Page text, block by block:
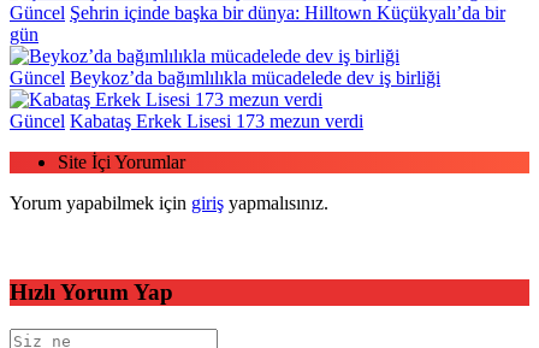
Güncel Şehrin içinde başka bir dünya: Hilltown Küçükyalı’da bir
gün
Güncel Beykoz’da bağımlılıkla mücadelede dev iş birliği
Güncel Kabataş Erkek Lisesi 173 mezun verdi
Site İçi Yorumlar
Yorum yapabilmek için giriş yapmalısınız.
Hızlı Yorum Yap